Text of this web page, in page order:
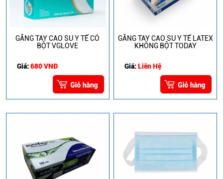
GĂNG TAY CAO SU Y TẾ CÓ
BỘT VGLOVE
Giá:680 VNĐ
GĂNG TAY CAO SU Y TẾ LATEX
KHÔNG BỘT TODAY
Giá:Liên Hệ